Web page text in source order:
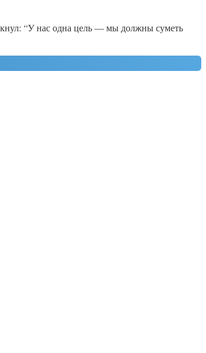
“У нас одна цель — мы должны суметь